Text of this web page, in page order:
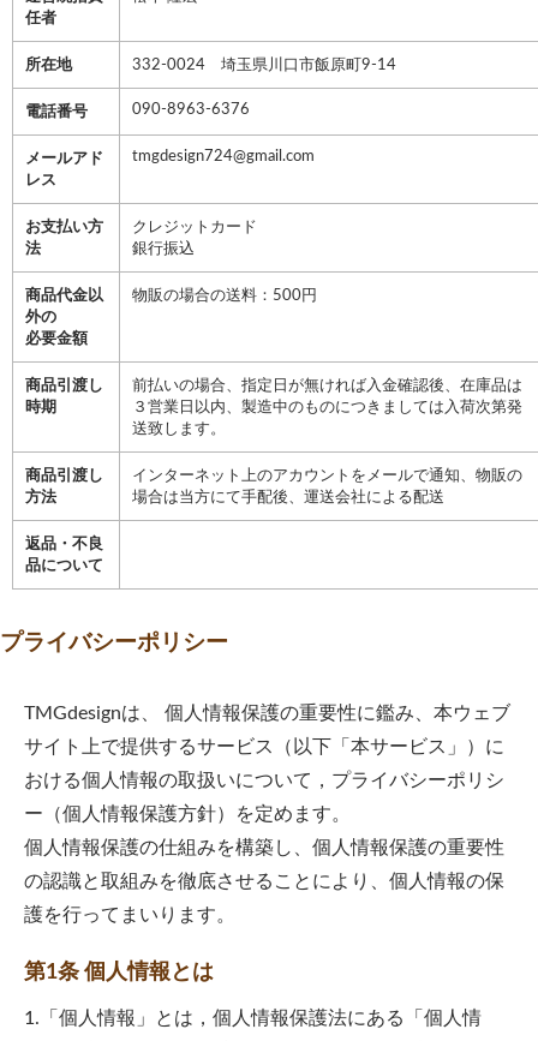
任者
所在地 332-0024 埼玉県川口市飯原町9-14
電話番号 090-8963-6376
メールアド
レス
tmgdesign724@gmail.com
お支払い方
法
クレジットカード
銀行振込
商品代金以
外の
必要金額
物販の場合の送料：500円
商品引渡し
時期
前払いの場合、指定日が無ければ入金確認後、在庫品は
３営業日以内、製造中のものにつきましては入荷次第発
送致します。
商品引渡し
方法
インターネット上のアカウントをメールで通知、物販の
場合は当方にて手配後、運送会社による配送
返品・不良
品について
プライバシーポリシー
TMGdesignは、 個人情報保護の重要性に鑑み、本ウェブ
サイト上で提供するサービス（以下「本サービス」）に
おける個人情報の取扱いについて，プライバシーポリシ
ー（個人情報保護方針）を定めます。
個人情報保護の仕組みを構築し、個人情報保護の重要性
の認識と取組みを徹底させることにより、個人情報の保
護を行ってまいります。
第1条 個人情報とは
1.「個人情報」とは，個人情報保護法にある「個人情